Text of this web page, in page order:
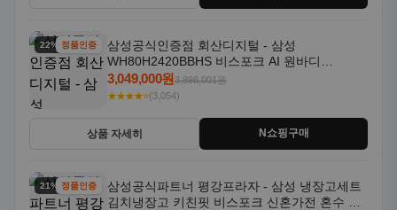
22% 할인정품인증
삼성공식인증점 회산디지털 - 삼성
WH80H2420BBHS 비스포크 AI 원바디
24kg+20kg 세제자동투입 1등급
3,049,000원3,898,001원
★★★★⭐(3,054)
상품 자세히 N쇼핑구매
21% 할인정품인증
삼성공식파트너 평강프라자 - 삼성 냉장고세트
김치냉장고 키친핏 비스포크 신혼가전 혼수 입